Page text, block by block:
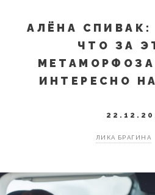
АЛЁНА СПИВАК:
ЧТО ЗА
ИНТЕРЕСНО
ЛИКА БРАГИНА